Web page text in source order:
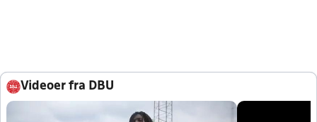
Videoer fra DBU